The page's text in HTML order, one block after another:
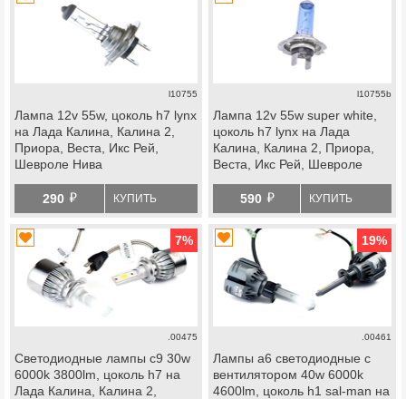
l10755
Лампа 12v 55w, цоколь h7 lynx
на Лада Калина, Калина 2,
Приора, Веста, Икс Рей,
Шевроле Нива
290 й КУПИТЬ
l10755b
Лампа 12v 55w super white,
цоколь h7 lynx на Лада
Калина, Калина 2, Приора,
Веста, Икс Рей, Шевроле
590 й КУПИТЬ
7%
.00475
Светодиодные лампы c9 30w
6000k 3800lm, цоколь h7 на
Лада Калина, Калина 2,
19%
.00461
Лампы a6 светодиодные с
вентилятором 40w 6000k
4600lm, цоколь h1 sal-man на